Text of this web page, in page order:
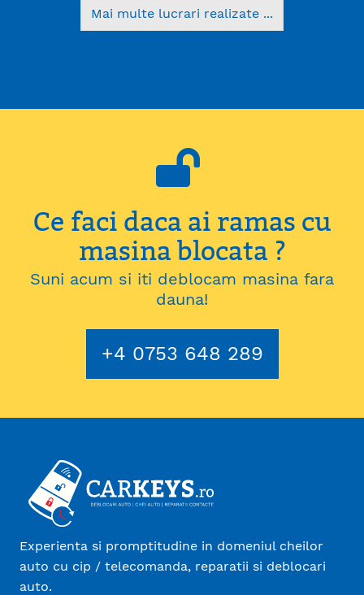
Mai multe lucrari realizate ...
Ce faci daca ai ramas cu
masina blocata ?
Suni acum si iti deblocam masina fara
dauna!
+4 0753 648 289
Experienta si promptitudine in domeniul cheilor
auto cu cip / telecomanda, reparatii si deblocari
auto.